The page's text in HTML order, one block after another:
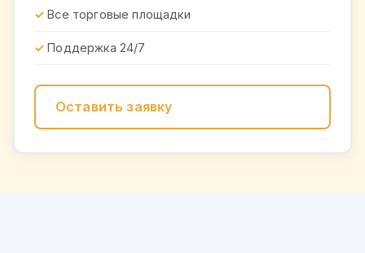
Все торговые площадки
Поддержка 24/7
Оставить заявку